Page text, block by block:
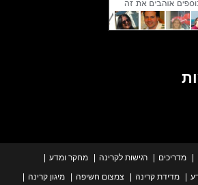
רגישות לקרינה
מחקר ומדע
קרינה צמצום חשיפה
מיגון קרינה